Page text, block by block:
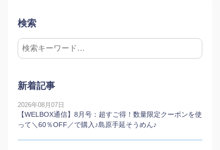
検索
新着記事
2026年08月07日
【WELBOX通信】8月号：超すご得！数量限定クーポンを使
って＼60％OFF／で購入♪島原手延そうめん♪